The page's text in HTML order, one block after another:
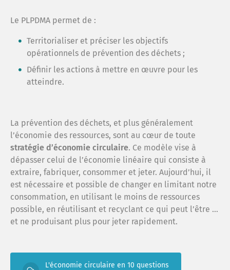
Le PLPDMA permet de :
Territorialiser et préciser les objectifs
opérationnels de prévention des déchets ;
Définir les actions à mettre en œuvre pour les
atteindre.
La prévention des déchets, et plus généralement
l’économie des ressources, sont au cœur de toute
stratégie d’économie circulaire. Ce modèle vise à
dépasser celui de l’économie linéaire qui consiste à
extraire, fabriquer, consommer et jeter. Aujourd’hui, il
est nécessaire et possible de changer en limitant notre
consommation, en utilisant le moins de ressources
possible, en réutilisant et recyclant ce qui peut l’être …
et ne produisant plus pour jeter rapidement.
L'économie circulaire en 10 questions